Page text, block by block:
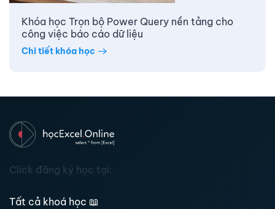
Khóa học Trọn bộ Power Query nền tảng cho
công việc báo cáo dữ liệu
Chi tiết khóa học
Click đăng ký học tại:
Tất cả khoá học 📖